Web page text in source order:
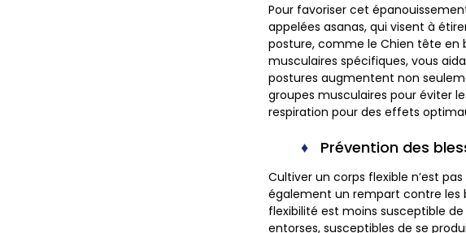
Pour favoriser cet
appelées asanas, qui visent à
posture, comme le Chien tête en
musculaires spécifiques, vous
postures augmentent non
groupes musculaires pour éviter
respiration pour des effets
Prévention des
Cultiver un corps flexible n’est
également un rempart contre les
flexibilité est moins susceptible
entorses, susceptibles de se